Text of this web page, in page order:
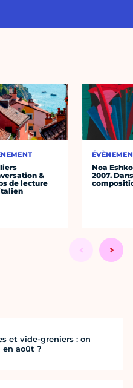
&
de lecture
Noa
2007.
et vide-greniers : on
en août ?